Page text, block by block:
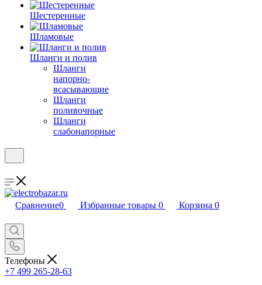
Шестеренные
Шламовые
Шланги и полив
Шланги
напорно-
всасывающие
Шланги
поливочные
Шланги
слабонапорные
Сравнение0 Избранные товары 0 Корзина 0
Телефоны
+7 499 265-28-63